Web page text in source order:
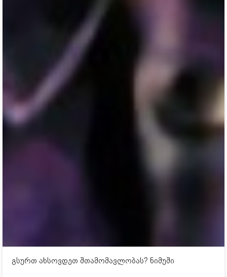
გსურთ ახსოვდეთ შთამომავლობას? ნიმუში